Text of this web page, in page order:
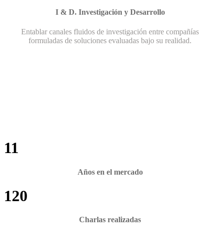
I & D. Investigación y Desarrollo
Entablar canales fluidos de investigación entre compañías
formuladas de soluciones evaluadas bajo su realidad.
11
Años en el mercado
120
Charlas realizadas